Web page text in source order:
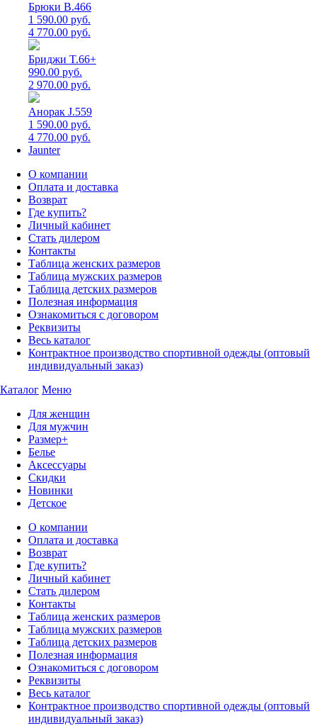
Брюки B.466
1 590.00 руб.
4 770.00 руб.
Бриджи T.66+
990.00 руб.
2 970.00 руб.
Анорак J.559
1 590.00 руб.
4 770.00 руб.
Jaunter
О компании
Оплата и доставка
Возврат
Где купить?
Личный кабинет
Стать дилером
Контакты
Таблица женских размеров
Таблица мужских размеров
Таблица детских размеров
Полезная информация
Ознакомиться с договором
Реквизиты
Весь каталог
Контрактное производство спортивной одежды (оптовый
индивидуальный заказ)
Каталог Меню
Для женщин
Для мужчин
Размер+
Белье
Аксессуары
Скидки
Новинки
Детское
О компании
Оплата и доставка
Возврат
Где купить?
Личный кабинет
Стать дилером
Контакты
Таблица женских размеров
Таблица мужских размеров
Таблица детских размеров
Полезная информация
Ознакомиться с договором
Реквизиты
Весь каталог
Контрактное производство спортивной одежды (оптовый
индивидуальный заказ)